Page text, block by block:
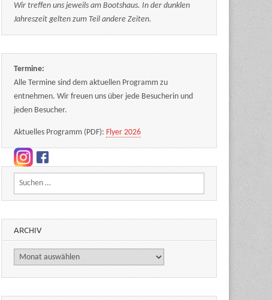
Wir treffen uns jeweils am Bootshaus. In der dunklen
Jahreszeit gelten zum Teil andere Zeiten.
Termine:
Alle Termine sind dem aktuellen Programm zu
entnehmen. Wir freuen uns über jede Besucherin und
jeden Besucher.
Aktuelles Programm (PDF):Flyer 2026
Suchen nach:
ARCHIV
Archiv